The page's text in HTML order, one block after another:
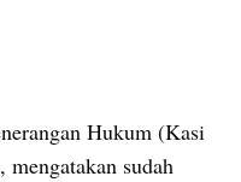
Hukum (Kasi
sudah